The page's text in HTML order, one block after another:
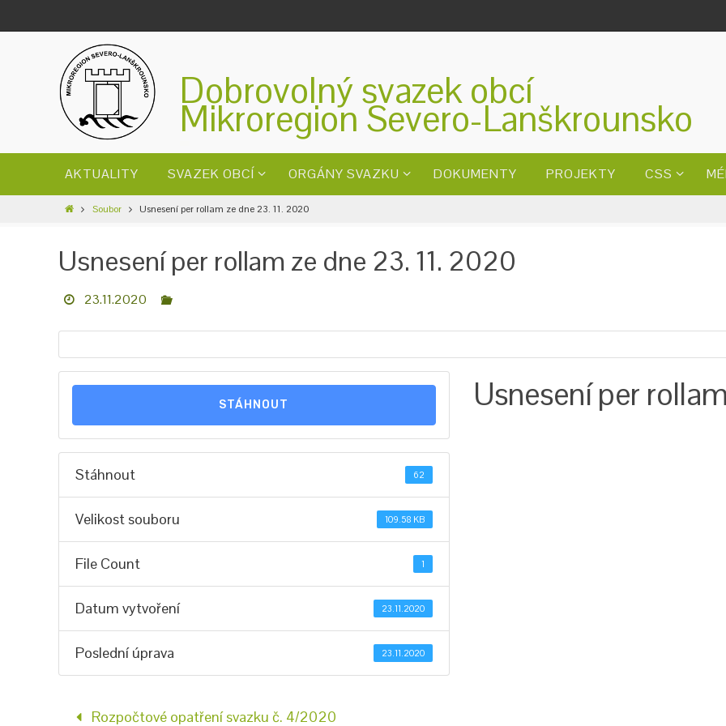
Dobrovolný svazek obcí
Mikroregion Severo-Lanškrounsko
AKTUALITY SVAZEK OBCÍ ORGÁNY SVAZKU DOKUMENTY PROJEKTY CSS
Soubor Usnesení per rollam ze dne 23. 11. 2020
Usnesení per rollam ze dne 23. 11. 2020
23.11.2020
STÁHNOUT
Stáhnout 62
Velikost souboru 109.58 KB
File Count 1
Datum vytvoření 23.11.2020
Poslední úprava 23.11.2020
Usnesení per
Rozpočtové opatření svazku č. 4/2020